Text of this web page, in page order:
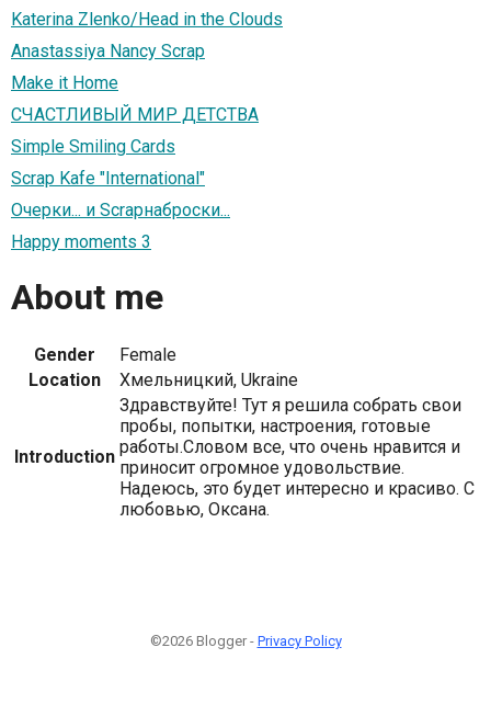
Katerina Zlenko/Head in the Clouds
Anastassiya Nancy Scrap
Make it Home
СЧАСТЛИВЫЙ МИР ДЕТСТВА
Simple Smiling Cards
Scrap Kafe "International"
Очерки... и Scrapнаброски...
Happy moments 3
About me
Gender
Female
Location
Хмельницкий, Ukraine
Introduction
Здравствуйте! Тут я решила собрать свои
пробы, попытки, настроения, готовые
работы.Словом все, что очень нравится и
приносит огромное удовольствие.
Надеюсь, это будет интересно и красиво. С
любовью, Оксана.
©2026 Blogger - Privacy Policy